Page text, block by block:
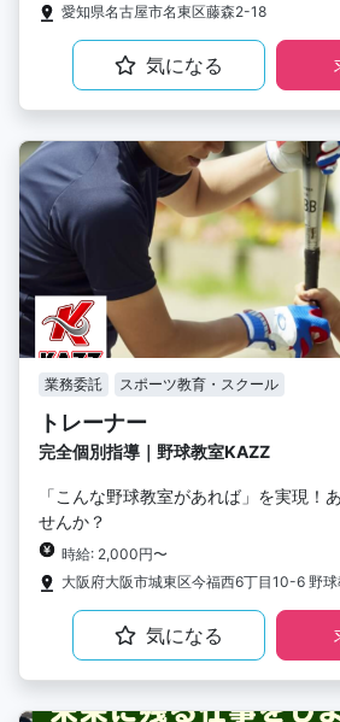
愛知県名古屋市名東区藤森2-18
気になる
業務委託 スポーツ教育・スクール
トレーナー
完全個別指導｜野球教室KAZZ
「こんな野球教室があれば」を実現！
せんか？
時給: 2,000円〜
大阪府大阪市城東区今福西6丁目10-6 野
気になる